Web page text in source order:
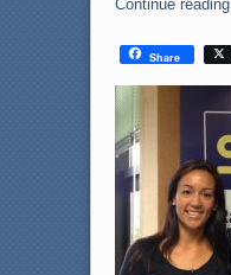
Continue reading
Share